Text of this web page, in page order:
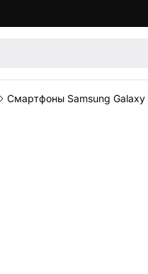
Смартфоны Samsung Galaxy